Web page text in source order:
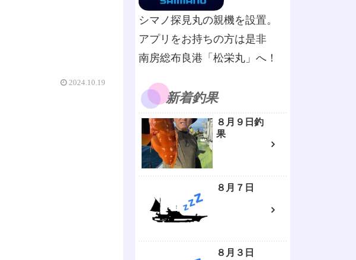
2024.10.19
シマノ探見丸の親機を設置。
アプリをお持ちの方は是非
南房総布良港「松栄丸」へ！
新着釣果
８月９日釣
果
８月７日
８月３日